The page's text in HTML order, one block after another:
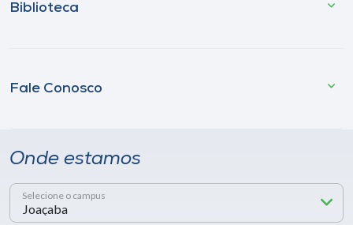
Biblioteca
Fale Conosco
Onde estamos
Selecione o campus